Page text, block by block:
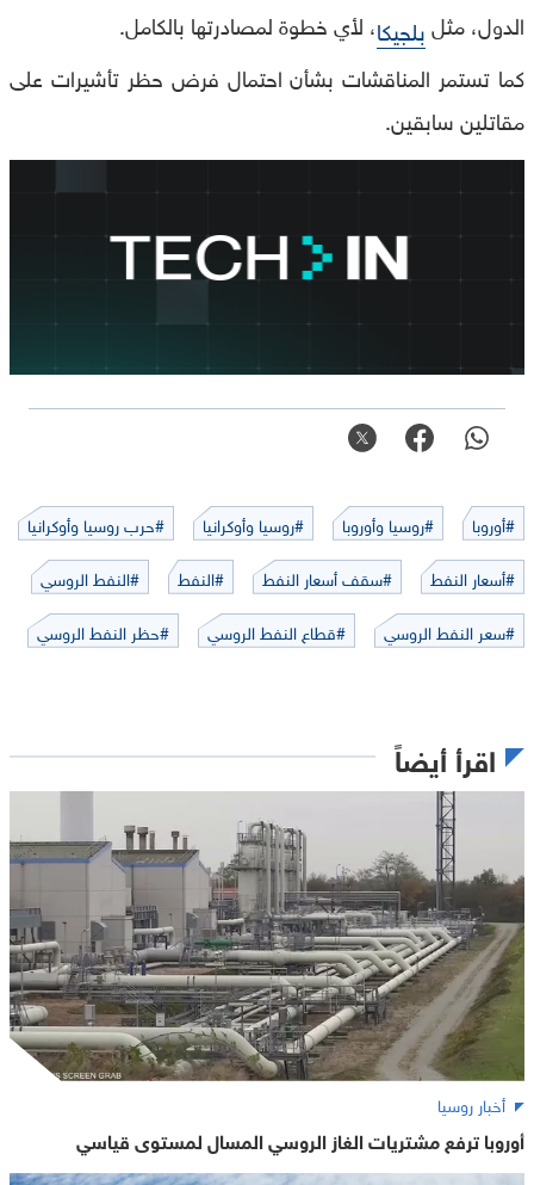
الدول، مثلبلجيكا، لأي خطوة لمصادرتها بالكامل.
كما تستمر المناقشات بشأن احتمال فرض حظر تأشيرات على
مقاتلين سابقين.
#أوروبا #روسيا وأوروبا #روسيا وأوكرانيا
#حرب روسيا وأوكرانيا
#أسعار النفط
#سقف أسعار النفط #النفط
#النفط الروسي
#سعر النفط الروسي
#قطاع النفط الروسي #حظر النفط الروسي
اقرأ أيضاً
أخبار روسيا
أوروبا ترفع مشتريات الغاز الروسي المسال لمستوى قياسي